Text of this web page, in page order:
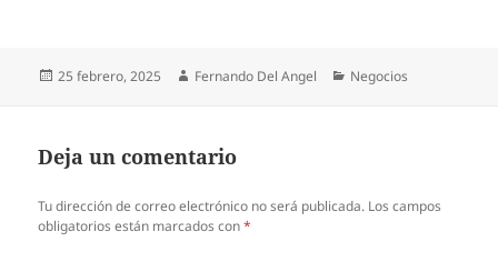
Publicado
25 febrero, 2025 Autor
Fernando Del Angel Categorías
Negocios
Deja un comentario
Tu dirección de correo electrónico no será publicada. Los campos
obligatorios están marcados con*